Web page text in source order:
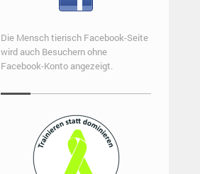
Die Mensch tierisch Facebook-Seite
wird auch Besuchern ohne
Facebook-Konto angezeigt.